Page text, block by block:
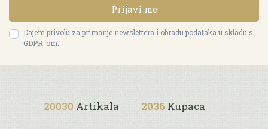
Prijavi me
Dajem privolu za primanje newslettera i obradu podataka u skladu s
GDPR-om.
20030 Artikala 2036 Kupaca